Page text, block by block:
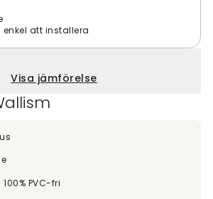
att installera
Visa jämförelse
PVC-fri